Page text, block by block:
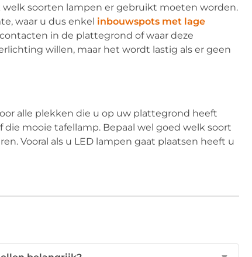
soorten lampen er gebruikt moeten worden.
waar u dus enkel inbouwspots met lage
in de plattegrond of waar deze
willen, maar het wordt lastig als er geen
alle plekken die u op uw plattegrond heeft
die mooie tafellamp. Bepaal wel goed welk soort
Vooral als u LED lampen gaat plaatsen heeft u